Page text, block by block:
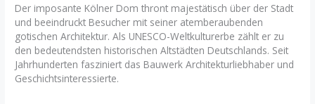
Der imposante Kölner Dom thront majestätisch über der Stadt
und beeindruckt Besucher mit seiner atemberaubenden
gotischen Architektur. Als UNESCO-Weltkulturerbe zählt er zu
den bedeutendsten historischen Altstädten Deutschlands. Seit
Jahrhunderten fasziniert das Bauwerk Architekturliebhaber und
Geschichtsinteressierte.